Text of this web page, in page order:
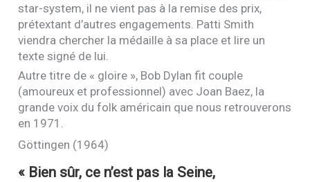
star-system, il ne vient pas à la remise des prix,
prétextant d’autres engagements. Patti Smith
viendra chercher la médaille à sa place et lire un
texte signé de lui.
Autre titre de « gloire », Bob Dylan fit couple
(amoureux et professionnel) avec Joan Baez, la
grande voix du folk américain que nous retrouverons
en 1971.
Göttingen (1964)
« Bien sûr, ce n’est pas la Seine,